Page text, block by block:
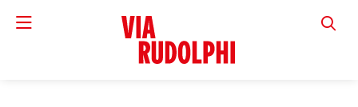
VIA